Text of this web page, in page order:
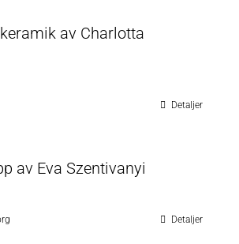
av Charlotta
Detaljer
av Eva Szentivanyi
Detaljer